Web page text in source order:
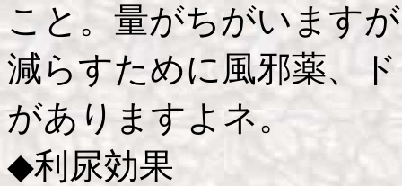
こと。量がちがいます
減らすために風邪薬、
がありますよネ。
◆利尿効果